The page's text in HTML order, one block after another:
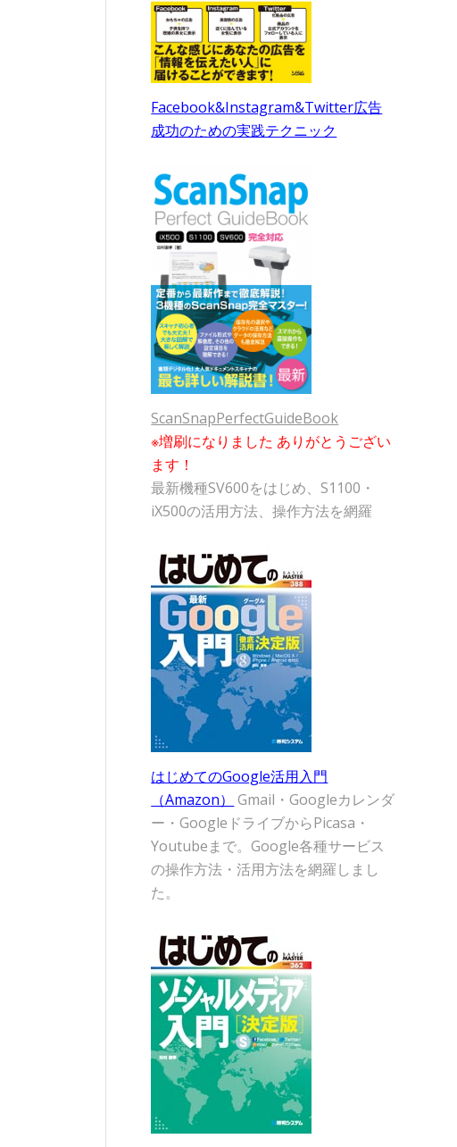
Facebook&Instagram&Twitter広告
成功のための実践テクニック
ScanSnapPerfectGuideBook
※増刷になりました ありがとうござい
ます！
最新機種SV600をはじめ、S1100・
iX500の活用方法、操作方法を網羅
はじめてのGoogle活用入門
（Amazon）
Gmail・Googleカレンダ
ー・GoogleドライブからPicasa・
Youtubeまで。Google各種サービス
の操作方法・活用方法を網羅しまし
た。